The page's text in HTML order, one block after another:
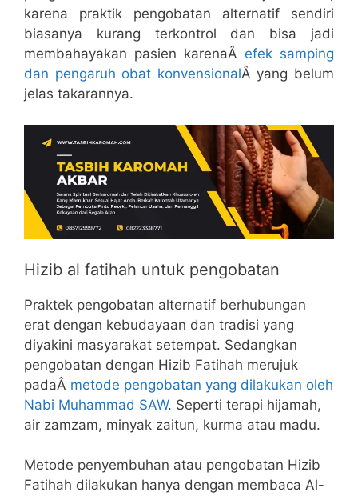
karena praktik pengobatan alternatif sendiri
biasanya kurang terkontrol dan bisa jadi
membahayakan pasien karenaÂ efek samping
dan pengaruh obat konvensionalÂ yang belum
jelas takarannya.
Hizib al fatihah untuk pengobatan
Praktek pengobatan alternatif berhubungan
erat dengan kebudayaan dan tradisi yang
diyakini masyarakat setempat. Sedangkan
pengobatan dengan Hizib Fatihah merujuk
padaÂ metode pengobatan yang dilakukan oleh
Nabi Muhammad SAW. Seperti terapi hijamah,
air zamzam, minyak zaitun, kurma atau madu.
Metode penyembuhan atau pengobatan Hizib
Fatihah dilakukan hanya dengan membaca Al-